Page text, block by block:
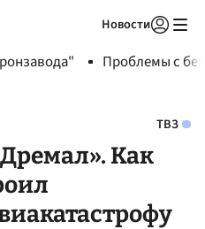
Новости
Проблемы с
ТВЗ
Как